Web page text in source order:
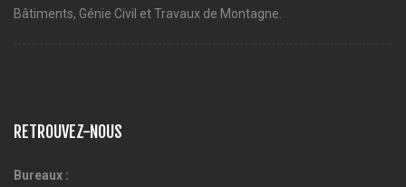
Bâtiments, Génie Civil et Travaux de Montagne.
RETROUVEZ-NOUS
Bureaux :